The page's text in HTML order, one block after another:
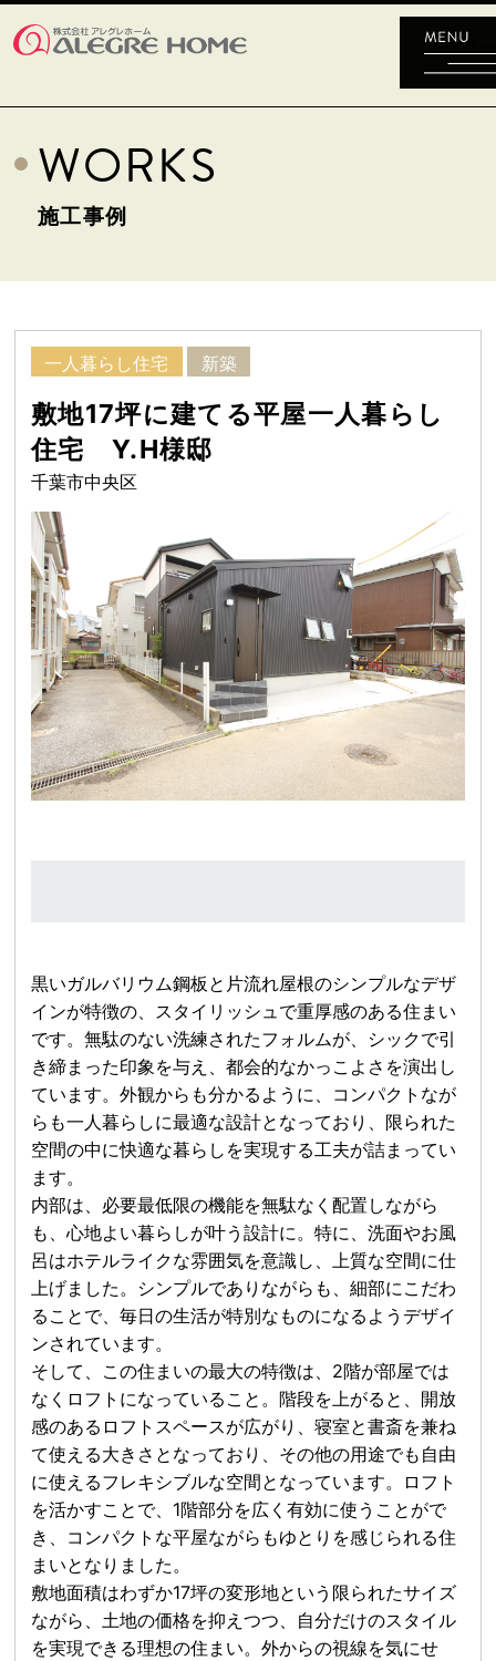
WORKS
施工事例
一人暮らし住宅 新築
敷地17坪に建てる平屋一人暮らし
住宅 Y.H様邸
千葉市中央区
黒いガルバリウム鋼板と片流れ屋根のシンプルなデザ
インが特徴の、スタイリッシュで重厚感のある住まい
です。無駄のない洗練されたフォルムが、シックで引
き締まった印象を与え、都会的なかっこよさを演出し
ています。外観からも分かるように、コンパクトなが
らも一人暮らしに最適な設計となっており、限られた
空間の中に快適な暮らしを実現する工夫が詰まってい
ます。
内部は、必要最低限の機能を無駄なく配置しながら
も、心地よい暮らしが叶う設計に。特に、洗面やお風
呂はホテルライクな雰囲気を意識し、上質な空間に仕
上げました。シンプルでありながらも、細部にこだわ
ることで、毎日の生活が特別なものになるようデザイ
ンされています。
そして、この住まいの最大の特徴は、2階が部屋では
なくロフトになっていること。階段を上がると、開放
感のあるロフトスペースが広がり、寝室と書斎を兼ね
て使える大きさとなっており、その他の用途でも自由
に使えるフレキシブルな空間となっています。ロフト
を活かすことで、1階部分を広く有効に使うことがで
き、コンパクトな平屋ながらもゆとりを感じられる住
まいとなりました。
敷地面積はわずか17坪の変形地という限られたサイズ
ながら、土地の価格を抑えつつ、自分だけのスタイル
を実現できる理想の住まい。外からの視線を気にせ